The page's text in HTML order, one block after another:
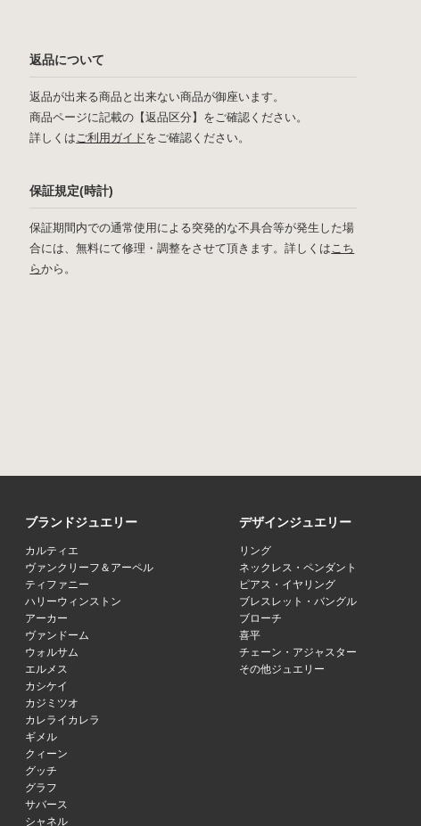
返品について
返品が出来る商品と出来ない商品が御座います。
商品ページに記載の【返品区分】をご確認ください。
詳しくはご利用ガイドをご確認ください。
保証規定(時計)
保証期間内での通常使用による突発的な不具合等が発生した場
合には、無料にて修理・調整をさせて頂きます。詳しくはこち
らから。
ブランドジュエリー
カルティエ
ヴァンクリーフ＆アーペル
ティファニー
ハリーウィンストン
アーカー
ヴァンドーム
ウォルサム
エルメス
カシケイ
カジミツオ
カレライカレラ
ギメル
クィーン
グッチ
グラフ
サバース
シャネル
デザインジュエリー
リング
ネックレス・ペンダント
ピアス・イヤリング
ブレスレット・バングル
ブローチ
喜平
チェーン・アジャスター
その他ジュエリー